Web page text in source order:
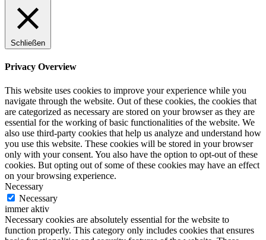
Schließen
Privacy Overview
This website uses cookies to improve your experience while you
navigate through the website. Out of these cookies, the cookies that
are categorized as necessary are stored on your browser as they are
essential for the working of basic functionalities of the website. We
also use third-party cookies that help us analyze and understand how
you use this website. These cookies will be stored in your browser
only with your consent. You also have the option to opt-out of these
cookies. But opting out of some of these cookies may have an effect
on your browsing experience.
Necessary
Necessary
immer aktiv
Necessary cookies are absolutely essential for the website to
function properly. This category only includes cookies that ensures